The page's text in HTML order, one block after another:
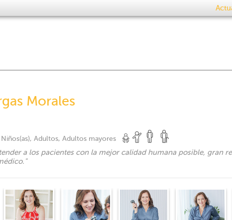
Morales
Niños(as), Adultos, Adultos mayores
a los pacientes con la mejor calidad humana posible, gran
"